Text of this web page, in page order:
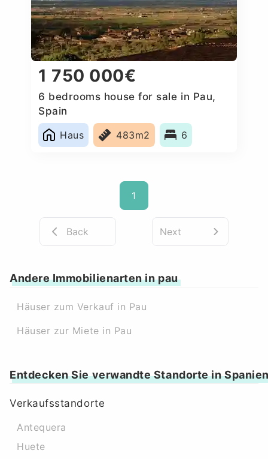
1 750 000€
6 bedrooms house for sale in Pau,
Spain
Haus
483m2 6
1
Back Next
Andere Immobilienarten in pau
Häuser zum Verkauf in Pau
Häuser zur Miete in Pau
Entdecken Sie verwandte Standorte in
Verkaufsstandorte
Antequera
Huete